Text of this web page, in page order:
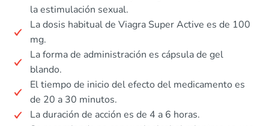
la estimulación sexual.
La dosis habitual de Viagra Super Active es de 100
mg.
La forma de administración es cápsula de gel
blando.
El tiempo de inicio del efecto del medicamento es
de 20 a 30 minutos.
La duración de acción es de 4 a 6 horas.